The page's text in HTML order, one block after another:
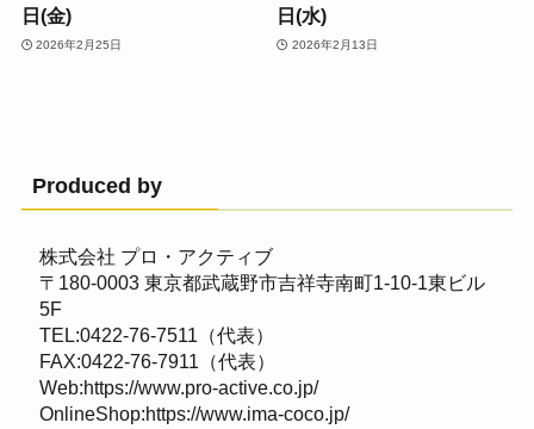
日(金)
2026年2月25日
日(水)
2026年2月13日
Produced by
株式会社 プロ・アクティブ
〒180-0003 東京都武蔵野市吉祥寺南町1-10-1東ビル
5F
TEL:0422-76-7511（代表）
FAX:0422-76-7911（代表）
Web:https://www.pro-active.co.jp/
OnlineShop:https://www.ima-coco.jp/